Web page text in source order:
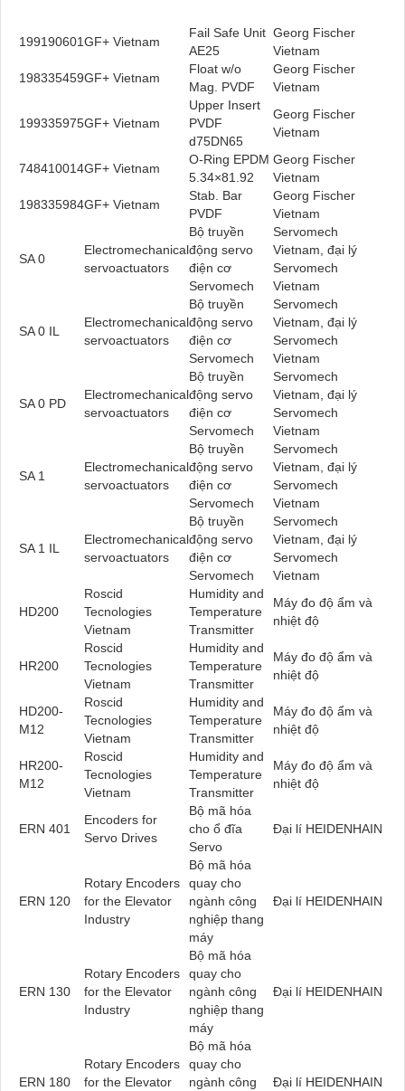
199190601GF+ Vietnam
Fail Safe Unit
AE25
Georg Fischer
Vietnam
198335459GF+ Vietnam
Float w/o
Mag. PVDF
Georg Fischer
Vietnam
199335975GF+ Vietnam
Upper Insert
PVDF
d75DN65
Georg Fischer
Vietnam
748410014GF+ Vietnam
O-Ring EPDM
5.34×81.92
Georg Fischer
Vietnam
198335984GF+ Vietnam
Stab. Bar
PVDF
Georg Fischer
Vietnam
SA 0
Electromechanical
servoactuators
Bộ truyền
động servo
điện cơ
Servomech
Servomech
Vietnam, đại lý
Servomech
Vietnam
SA 0 IL
Electromechanical
servoactuators
Bộ truyền
động servo
điện cơ
Servomech
Servomech
Vietnam, đại lý
Servomech
Vietnam
SA 0 PD
Electromechanical
servoactuators
Bộ truyền
động servo
điện cơ
Servomech
Servomech
Vietnam, đại lý
Servomech
Vietnam
SA 1
Electromechanical
servoactuators
Bộ truyền
động servo
điện cơ
Servomech
Servomech
Vietnam, đại lý
Servomech
Vietnam
SA 1 IL
Electromechanical
servoactuators
Bộ truyền
động servo
điện cơ
Servomech
Servomech
Vietnam, đại lý
Servomech
Vietnam
HD200
Roscid
Tecnologies
Vietnam
Humidity and
Temperature
Transmitter
Máy đo độ ẩm và
nhiệt độ
HR200
Roscid
Tecnologies
Vietnam
Humidity and
Temperature
Transmitter
Máy đo độ ẩm và
nhiệt độ
HD200-
M12
Roscid
Tecnologies
Vietnam
Humidity and
Temperature
Transmitter
Máy đo độ ẩm và
nhiệt độ
HR200-
M12
Roscid
Tecnologies
Vietnam
Humidity and
Temperature
Transmitter
Máy đo độ ẩm và
nhiệt độ
ERN 401
Encoders for
Servo Drives
Bộ mã hóa
cho ổ đĩa
Servo
Đại lí HEIDENHAIN
ERN 120
Rotary Encoders
for the Elevator
Industry
Bộ mã hóa
quay cho
ngành công
nghiệp thang
máy
Đại lí HEIDENHAIN
ERN 130
Rotary Encoders
for the Elevator
Industry
Bộ mã hóa
quay cho
ngành công
nghiệp thang
máy
Đại lí HEIDENHAIN
ERN 180
Rotary Encoders
for the Elevator
Bộ mã hóa
quay cho
ngành công
Đại lí HEIDENHAIN